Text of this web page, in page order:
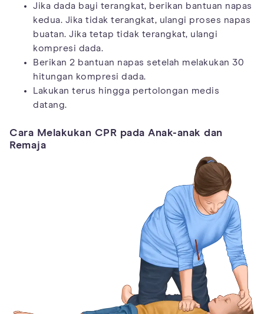
Jika dada bayi terangkat, berikan bantuan napas
kedua. Jika tidak terangkat, ulangi proses napas
buatan. Jika tetap tidak terangkat, ulangi
kompresi dada.
Berikan 2 bantuan napas setelah melakukan 30
hitungan kompresi dada.
Lakukan terus hingga pertolongan medis
datang.
Cara Melakukan CPR pada Anak-anak dan
Remaja